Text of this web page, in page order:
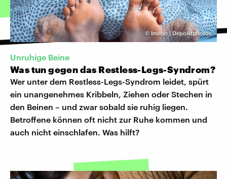
©Imago | Depositphotos
Unruhige Beine
Was tun gegen das Restless-Legs-Syndrom?
Wer unter dem Restless-Legs-Syndrom leidet, spürt
ein unangenehmes Kribbeln, Ziehen oder Stechen in
den Beinen – und zwar sobald sie ruhig liegen.
Betroffene können oft nicht zur Ruhe kommen und
auch nicht einschlafen. Was hilft?